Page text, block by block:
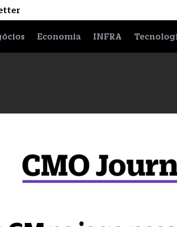
Economia INFRA